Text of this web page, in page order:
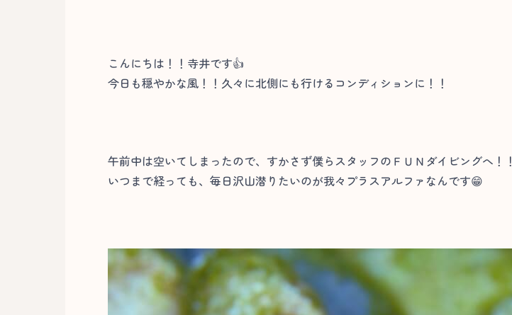
こんにちは！！寺井です👍
今日も穏やかな風！！久々に北側にも行けるコンディションに！！
午前中は空いてしまったので、すかさず僕らスタッフのＦＵＮダイビングへ！！
いつまで経っても、毎日沢山潜りたいのが我々プラスアルファなんです😁